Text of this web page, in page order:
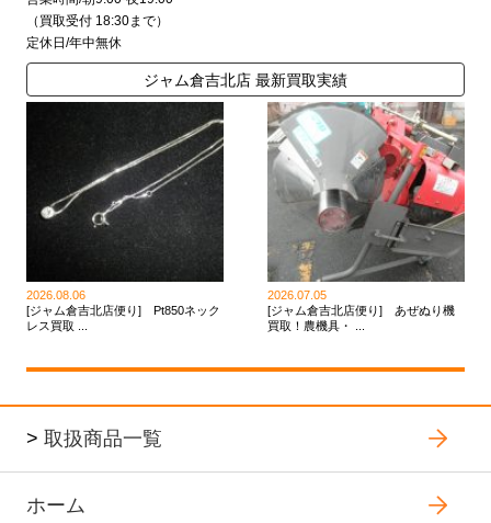
（買取受付 18:30まで）
定休日/年中無休
ジャム倉吉北店 最新買取実績
2026.08.06
[ジャム倉吉北店便り] Pt850ネック
レス買取 ...
2026.07.05
[ジャム倉吉北店便り] あぜぬり機
買取！農機具・ ...
> 取扱商品一覧
ホーム